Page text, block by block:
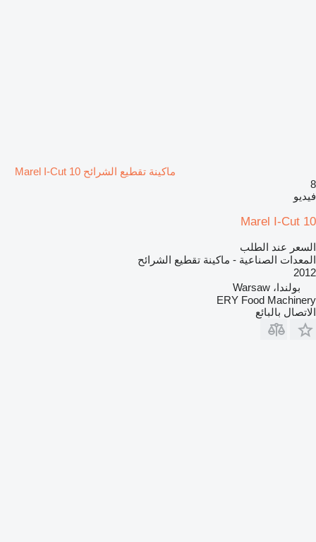
ماكينة تقطيع الشرائح Marel I-Cut 10
8
فيديو
Marel I-Cut 10
السعر عند الطلب
المعدات الصناعية - ماكينة تقطيع الشرائح
2012
بولندا، Warsaw
ERY Food Machinery
الاتصال بالبائع